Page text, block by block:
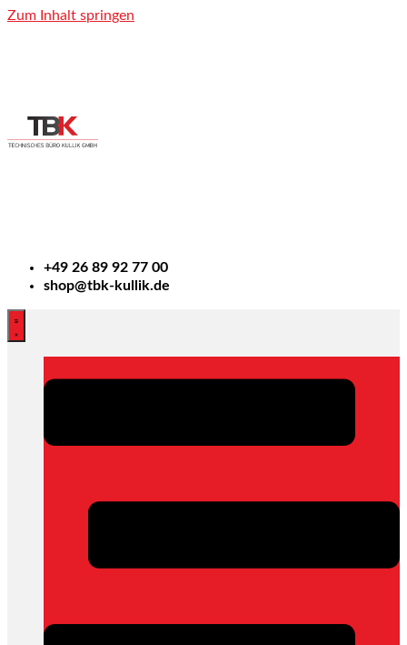
Zum Inhalt springen
+49 26 89 92 77 00
shop@tbk-kullik.de